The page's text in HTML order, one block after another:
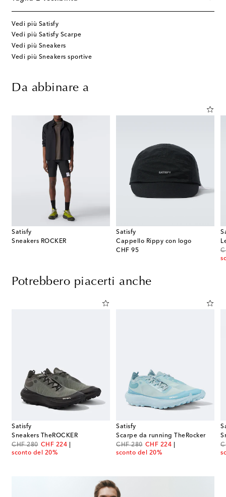
Vedi più Satisfy
Vedi più Satisfy Scarpe
Vedi più Sneakers
Vedi più Sneakers sportive
Da abbinare a
Satisfy
Sneakers ROCKER
Satisfy
Cappello Rippy con logo
CHF 95
original price
Potrebbero piacerti anche
Satisfy
Sneakers TheROCKER
CHF 280
original priceCHF 224
discount price
sconto del 20%
Satisfy
Scarpe da running TheRocker
CHF 280
original priceCHF 224
discount price
sconto del 20%